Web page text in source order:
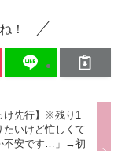
！
け先行】※残り1
たいけど忙しくて
不安です…」→初